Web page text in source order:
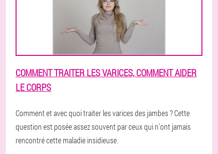
COMMENT TRAITER LES VARICES, COMMENT AIDER
LE CORPS
Comment et avec quoi traiter les varices des jambes ? Cette
question est posée assez souvent par ceux qui n'ont jamais
rencontré cette maladie insidieuse.